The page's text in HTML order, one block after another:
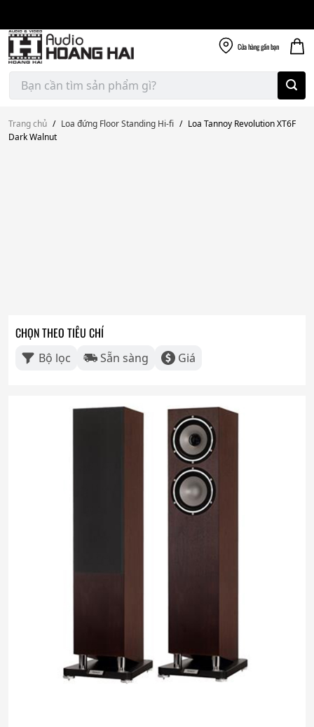
content
Cửa hànggần bạn
Tìm
kiếm:
Trang chủ / Loa đứng Floor Standing Hi-fi / Loa Tannoy Revolution XT6F
Dark Walnut
CHỌN THEO TIÊU CHÍ
Bộ lọc Sẵn sàng Giá